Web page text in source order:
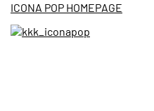
ICONA POP HOMEPAGE